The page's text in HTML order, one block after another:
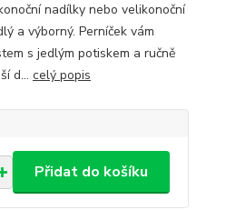
nadílky nebo velikonoční
a výborný. Perníček vám
s jedlým potiskem a ručně
d... celý popis
Přidat do košíku